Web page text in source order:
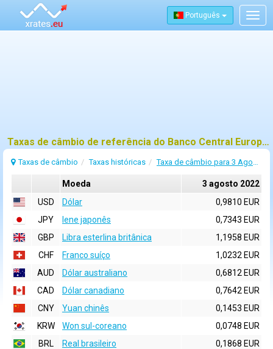
Português
Taxas de câmbio de referência do Banco Central Europeu (BCE) para 3 agosto 2022
Taxas de câmbio Taxas históricas Taxa de câmbio para 3 Agosto 2022
Moeda
3 agosto 2022
USD
Dólar
0,9810 EUR
JPY
Iene japonês
0,7343 EUR
GBP
Libra esterlina britânica
1,1958 EUR
CHF
Franco suíço
1,0232 EUR
AUD
Dólar australiano
0,6812 EUR
CAD
Dólar canadiano
0,7642 EUR
CNY
Yuan chinês
0,1453 EUR
KRW
Won sul-coreano
0,0748 EUR
BRL
Real brasileiro
0,1868 EUR